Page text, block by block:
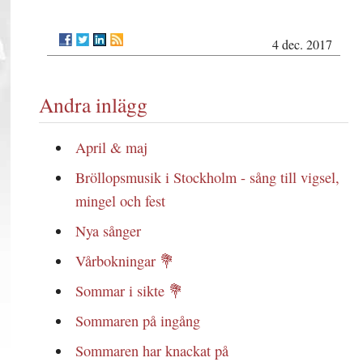
4 dec. 2017
Andra inlägg
April & maj
Bröllopsmusik i Stockholm - sång till vigsel,
mingel och fest
Nya sånger
Vårbokningar 💐
Sommar i sikte 💐
Sommaren på ingång
Sommaren har knackat på